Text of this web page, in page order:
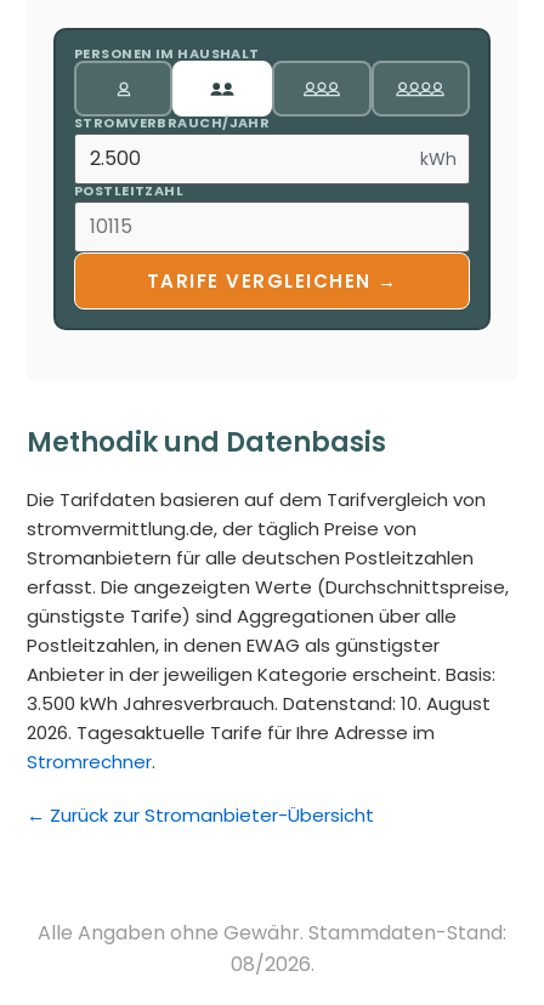
PERSONEN IM HAUSHALT
STROMVERBRAUCH/JAHR
kWh
POSTLEITZAHL
TARIFE VERGLEICHEN →
Methodik und Datenbasis
Die Tarifdaten basieren auf dem Tarifvergleich von
stromvermittlung.de, der täglich Preise von
Stromanbietern für alle deutschen Postleitzahlen
erfasst. Die angezeigten Werte (Durchschnittspreise,
günstigste Tarife) sind Aggregationen über alle
Postleitzahlen, in denen EWAG als günstigster
Anbieter in der jeweiligen Kategorie erscheint. Basis:
3.500 kWh Jahresverbrauch. Datenstand: 10. August
2026. Tagesaktuelle Tarife für Ihre Adresse im
Stromrechner.
← Zurück zur Stromanbieter-Übersicht
Alle Angaben ohne Gewähr. Stammdaten-Stand:
08/2026.